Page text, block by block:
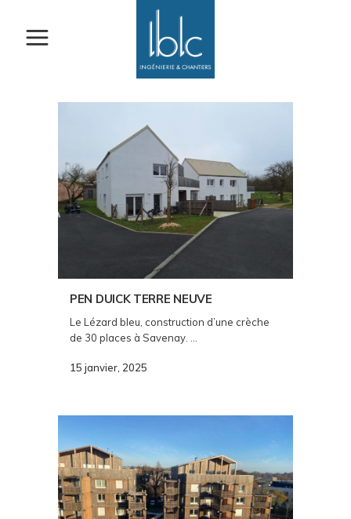
PEN DUICK TERRE NEUVE
Le Lézard bleu, construction d’une crèche
de 30 places à Savenay. ...
15 janvier, 2025